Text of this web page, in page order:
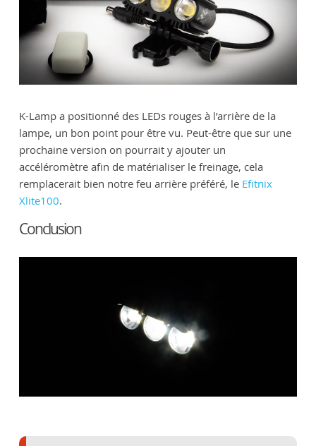
K-Lamp a positionné des LEDs rouges à l’arrière de la
lampe, un bon point pour être vu. Peut-être que sur une
prochaine version on pourrait y ajouter un
accéléromètre afin de matérialiser le freinage, cela
remplacerait bien notre feu arrière préféré, le Efitnix
Xlite100.
Conclusion